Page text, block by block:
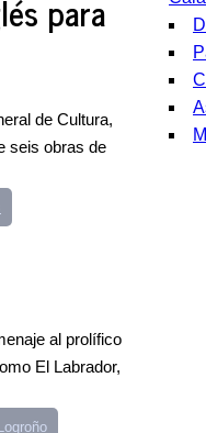
para
de Cultura,
seis obras de
al prolífico
El Labrador,